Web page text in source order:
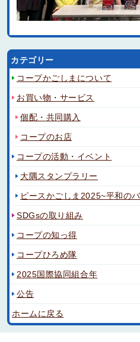
カテゴリー
コープかごしまについて
お買い物・サービス
個配・共同購入
コープのお店
コープの活動・イベント
大隅スタンプラリー
ピースかごしま2025~平和の
SDGsの取り組み
コープの知っ得
コープひろめ隊
2025国際協同組合年
公告
ホームに戻る